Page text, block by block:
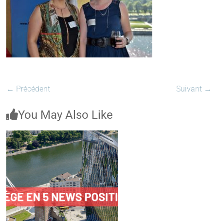
← Précédent Suivant →
You May Also Like